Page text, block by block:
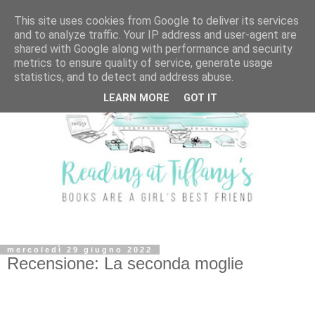
mercoledì 29 giugno 2022
Recensione: La seconda moglie
This site uses cookies from Google to deliver its services
and to analyze traffic. Your IP address and user-agent are
shared with Google along with performance and security
metrics to ensure quality of service, generate usage
statistics, and to detect and address abuse.
LEARN MORE GOT IT